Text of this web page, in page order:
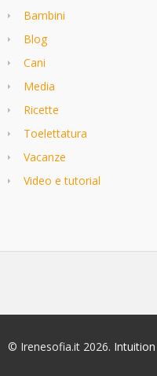
Bambini
Blog
Cani
Media
Ricette
Toelettatura
Vacanze
Video e tutorial
© Irenesofia.it 2026. Intuition